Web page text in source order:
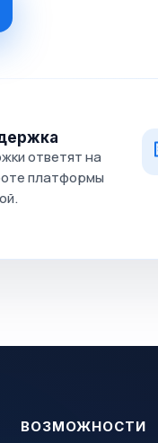
ответят на
платформы
ВОЗМОЖНОСТИ